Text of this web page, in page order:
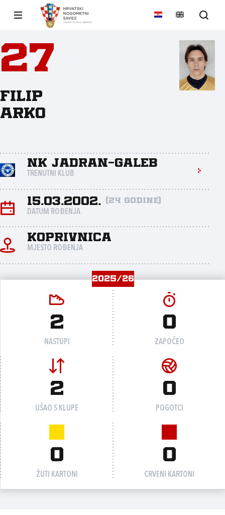
27
Filip
Arko
NK Jadran-Galeb
TRENUTNI KLUB
15.03.2002. (24 godine)
DATUM ROĐENJA
Koprivnica
MJESTO ROĐENJA
2025/26
2
NASTUPI
0
ZAPOČEO
2
UŠAO S KLUPE
0
POGOTCI
0
ŽUTI KARTONI
0
CRVENI KARTONI